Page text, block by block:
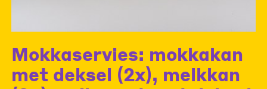
Mokkaservies: mokkakan
met deksel (2x), melkkan